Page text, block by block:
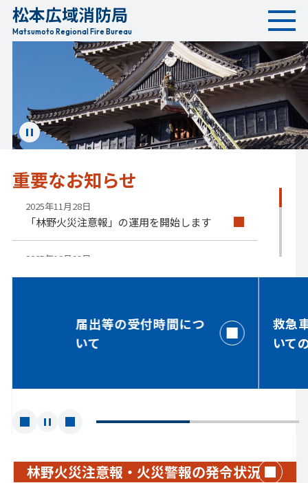
松本広域消防局
Matsumoto Regional Fire Bureau
ス
ラ
ド
を
止
す
重要なお知らせ
2025年11月28日
「林野火災注意報」の運用を開始します
2025年10月03日
「マイナ救急」の運用を開始しました
マンガのチカラで火災予防～高校生と消
防コラボ～を公開
届出等の受付時間につ
いて
救急
いて
前
停
る
次
林野火災注意報・火災警報の発令状況